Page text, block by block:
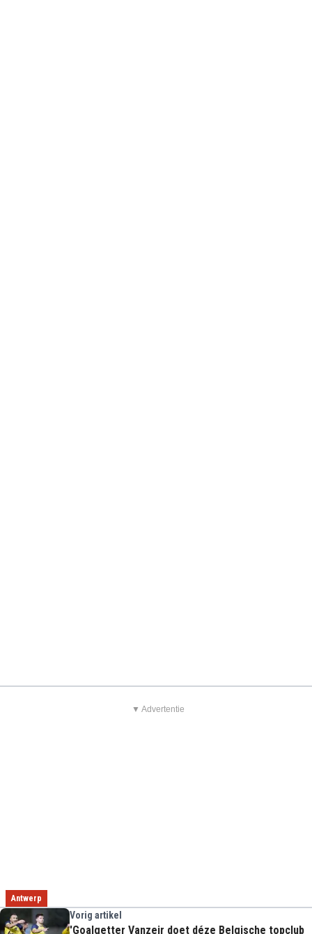
▼ Advertentie
Antwerp
Vorig artikel
'Goalgetter Vanzeir doet déze Belgische topclub